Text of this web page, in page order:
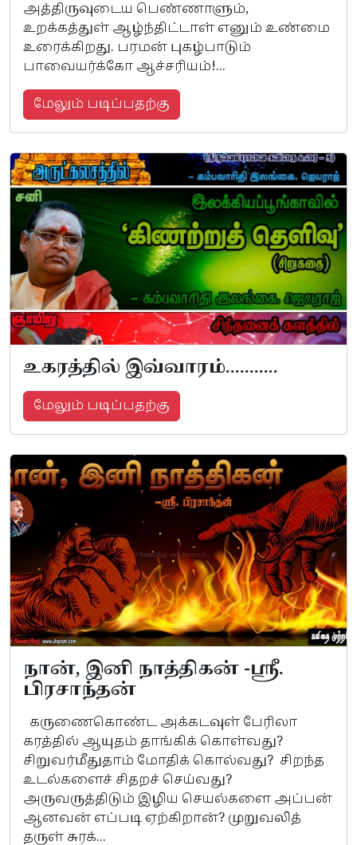
அத்திருவுடைய பெண்ணாளும்,
உறக்கத்துள் ஆழ்ந்திட்டாள் எனும் உண்மை
உரைக்கிறது. பரமன் புகழ்பாடும்
பாவையர்க்கோ ஆச்சரியம்!...
மேலும் படிப்பதற்கு
உகரத்தில் இவ்வாரம்...........
மேலும் படிப்பதற்கு
நான், இனி நாத்திகன் -ஸ்ரீ.
பிரசாந்தன்
கருணைகொண்ட அக்கடவுள் பேரிலா
கரத்தில் ஆயுதம் தாங்கிக் கொள்வது?
சிறுவர்மீதுதாம் மோதிக் கொல்வது? சிறந்த
உடல்களைச் சிதறச் செய்வது?
அருவருத்திடும் இழிய செயல்களை அப்பன்
ஆனவன் எப்படி ஏற்கிறான்? முறுவலித்
தருள் சுரக்...